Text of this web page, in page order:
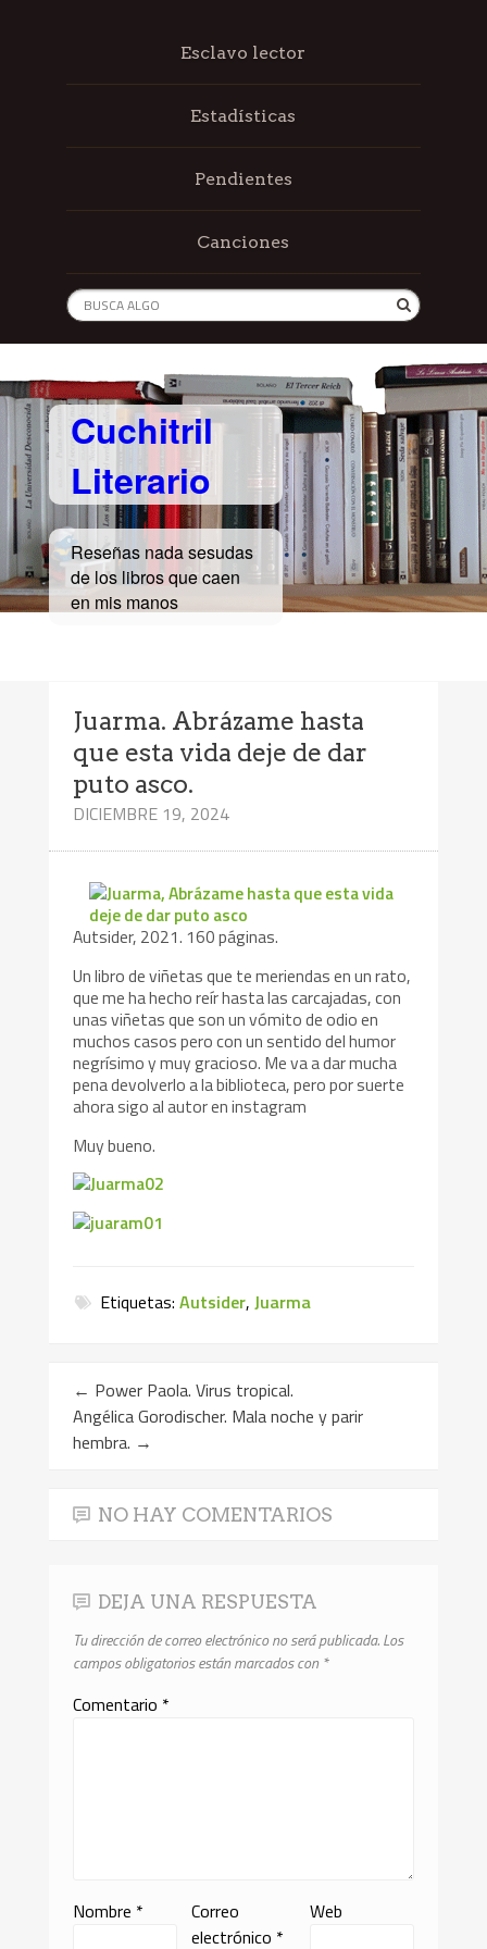
Esclavo lector
Estadísticas
Pendientes
Canciones
Cuchitril
Literario
Reseñas nada sesudas
de los libros que caen
en mis manos
Juarma. Abrázame hasta
que esta vida deje de dar
puto asco.
DICIEMBRE 19, 2024
Autsider, 2021. 160 páginas.
Un libro de viñetas que te meriendas en un rato,
que me ha hecho reír hasta las carcajadas, con
unas viñetas que son un vómito de odio en
muchos casos pero con un sentido del humor
negrísimo y muy gracioso. Me va a dar mucha
pena devolverlo a la biblioteca, pero por suerte
ahora sigo al autor en instagram
Muy bueno.
Etiquetas:Autsider,Juarma
← Power Paola. Virus tropical.
Angélica Gorodischer. Mala noche y parir
hembra. →
NO HAY COMENTARIOS
DEJA UNA RESPUESTA
Tu dirección de correo electrónico no será publicada.Los
campos obligatorios están marcados con *
Comentario *
Nombre *
Correo
electrónico *
Web